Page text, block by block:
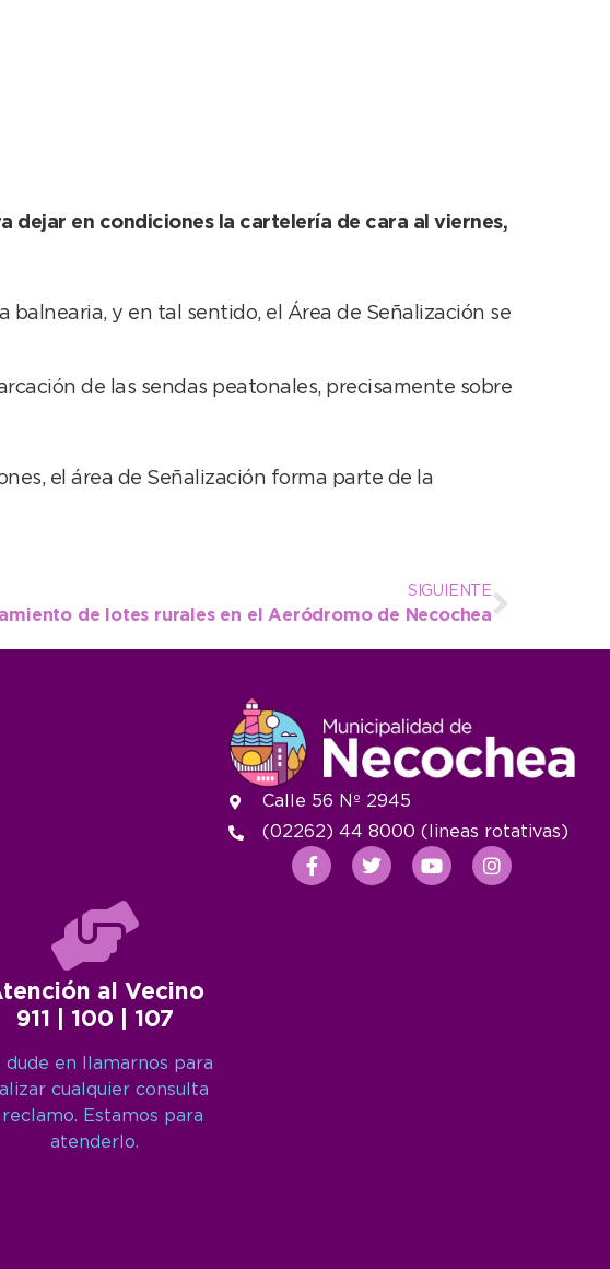
dejar en condiciones la cartelería de cara al viernes,
y en tal sentido, el Área de Señalización se
de las sendas peatonales, precisamente sobre
el área de Señalización forma parte de la
SIGUIENTE
de lotes rurales en el Aeródromo de Necochea
al Vecino
911 | 100 | 107
dude en llamarnos para
cualquier consulta
Estamos para
atenderlo.
Calle 56 Nº 2945
(02262) 44 8000 (lineas rotativas)